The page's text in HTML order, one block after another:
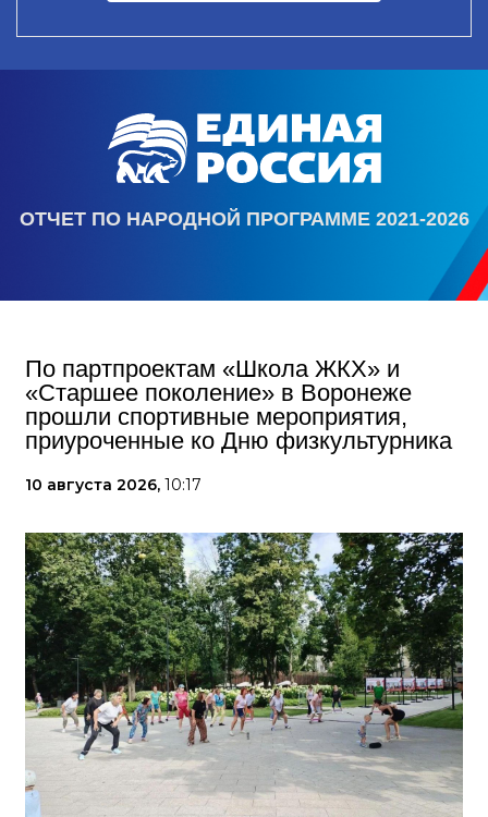
ОТЧЕТ ПО НАРОДНОЙ ПРОГРАММЕ 2021-2026
По партпроектам «Школа ЖКХ» и
«Старшее поколение» в Воронеже
прошли спортивные мероприятия,
приуроченные ко Дню физкультурника
10 августа 2026, 10:17